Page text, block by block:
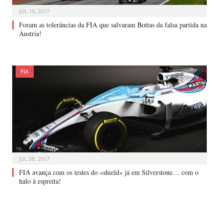
JUL 10, 2017
Foram as tolerâncias da FIA que salvaram Bottas da falsa partida na
Áustria!
FIA
JUL 08, 2017
FIA avança com os testes do «shield» já em Silverstone… com o
halo à espreita!